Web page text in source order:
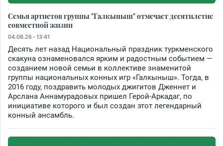
Семья артистов группы "Галкыныш" отмечает десятилетие
совместной жизни
04.08.26 - 13:41
Десять лет назад Национальный праздник туркменского
скакуна ознаменовался ярким и радостным событием —
созданием новой семьи в коллективе знаменитой
группы национальных конных игр «Галкыныш». Тогда, в
2016 году, поздравить молодых джигитов Дженнет и
Арслана Аннамурадовых пришел Герой-Аркадаг, по
инициативе которого и был создан этот легендарный
конный ансамбль.